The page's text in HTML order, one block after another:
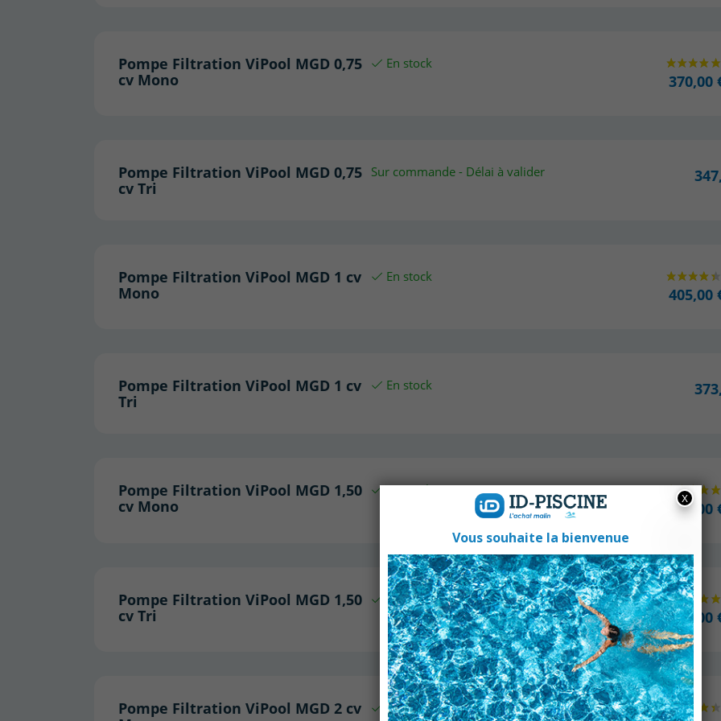
Pompe Filtration ViPool MGD 0,75
cv Mono
En stock
370,00
Pompe Filtration ViPool MGD 0,75
cv Tri
Sur commande - Délai à valider
Pompe Filtration ViPool MGD 1 cv
Mono
En stock
405,00
Pompe Filtration ViPool MGD 1 cv
Tri
En stock
Pompe Filtration ViPool MGD 1,50
cv Mono
En stock
433,00
Pompe Filtration ViPool MGD 1,50
cv Tri
En stock
399,00
Pompe Filtration ViPool MGD 2 cv
En stock